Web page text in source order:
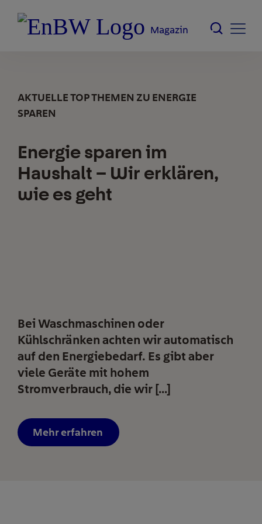
Magazin
AKTUELLE TOP THEMEN ZU ENERGIE
SPAREN
Energie sparen im
Haushalt – Wir erklären,
wie es geht
Bei Waschmaschinen oder
Kühlschränken achten wir automatisch
auf den Energiebedarf. Es gibt aber
viele Geräte mit hohem
Stromverbrauch, die wir […]
Mehr erfahren